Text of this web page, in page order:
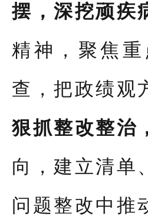
摆，深挖顽疾
精神，聚焦
查，把政绩观
狠抓整改整治
向，建立清单
问题整改中推